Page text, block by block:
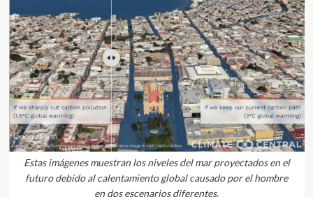
Estas imágenes muestran los niveles del mar proyectados en el
futuro debido al calentamiento global causado por el hombre
en dos escenarios diferentes.